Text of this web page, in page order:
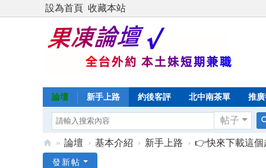
設為首頁 收藏本站
論壇 新手上路 約後客評 北中南茶單 推
帖子
» 論壇 › 基本介紹 › 新手上路 › 👉快來下載這個
發新帖